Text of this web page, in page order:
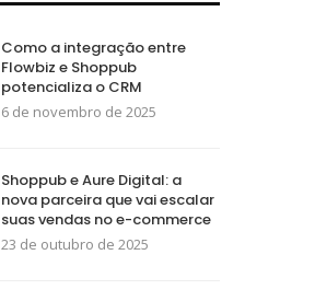
Como a integração entre
Flowbiz e Shoppub
potencializa o CRM
6 de novembro de 2025
Shoppub e Aure Digital: a
nova parceira que vai escalar
suas vendas no e-commerce
23 de outubro de 2025